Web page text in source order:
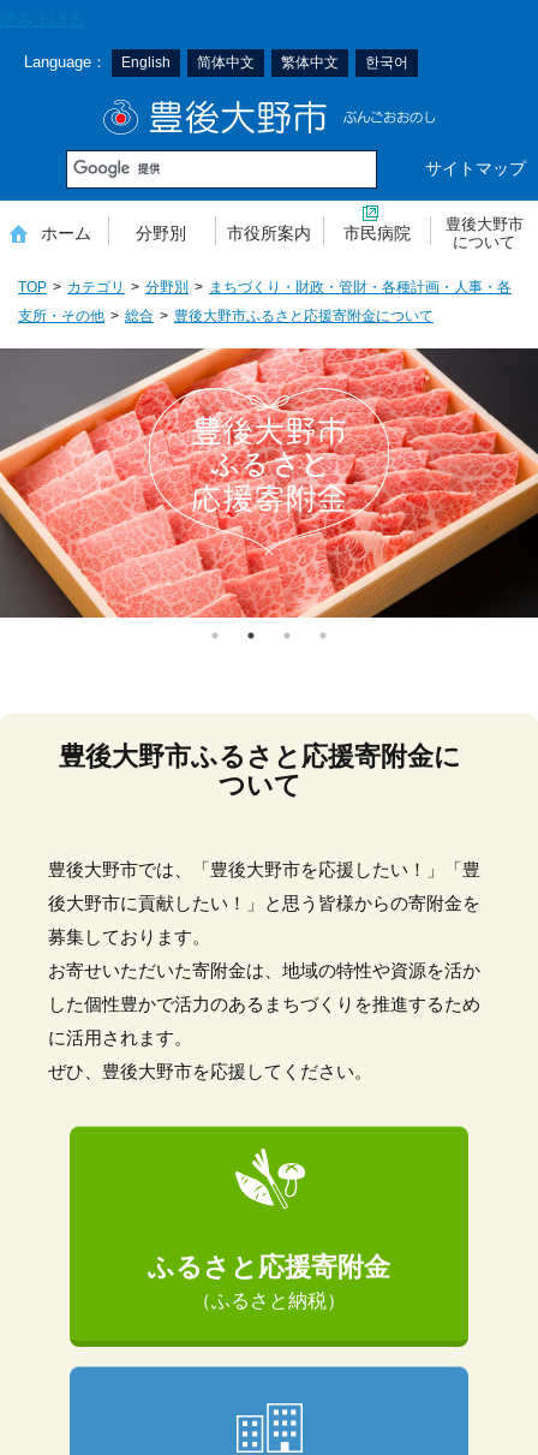
Language： English 简体中文 繁体中文 한국어
サイトマップ
ホーム 分野別 市役所案内 市民病院
豊後大野市
について
TOP カテゴリ 分野別
まちづくり・財政・管財・各種計画・人事・各
支所・その他
総合 豊後大野市ふるさと応援寄附金について
豊後大野市ふるさと応援寄附金に
ついて
豊後大野市では、「豊後大野市を応援したい！」「豊
後大野市に貢献したい！」と思う皆様からの寄附金を
募集しております。
お寄せいただいた寄附金は、地域の特性や資源を活か
した個性豊かで活力のあるまちづくりを推進するため
に活用されます。
ぜひ、豊後大野市を応援してください。
ふるさと応援寄附金
（ふるさと納税）